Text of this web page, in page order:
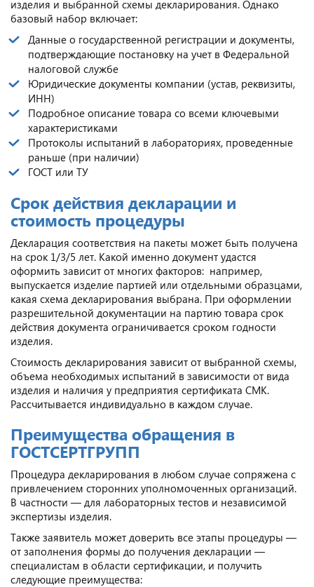
изделия и выбранной схемы декларирования. Однако
базовый набор включает:
Данные о государственной регистрации и документы,
подтверждающие постановку на учет в Федеральной
налоговой службе
Юридические документы компании (устав, реквизиты,
ИНН)
Подробное описание товара со всеми ключевыми
характеристиками
Протоколы испытаний в лабораториях, проведенные
раньше (при наличии)
ГОСТ или ТУ
Срок действия декларации и
стоимость процедуры
Декларация соответствия на пакеты может быть получена
на срок 1/3/5 лет. Какой именно документ удастся
оформить зависит от многих факторов: например,
выпускается изделие партией или отдельными образцами,
какая схема декларирования выбрана. При оформлении
разрешительной документации на партию товара срок
действия документа ограничивается сроком годности
изделия.
Стоимость декларирования зависит от выбранной схемы,
объема необходимых испытаний в зависимости от вида
изделия и наличия у предприятия сертификата СМК.
Рассчитывается индивидуально в каждом случае.
Преимущества обращения в
ГОСТСЕРТГРУПП
Процедура декларирования в любом случае сопряжена с
привлечением сторонних уполномоченных организаций.
В частности — для лабораторных тестов и независимой
экспертизы изделия.
Также заявитель может доверить все этапы процедуры —
от заполнения формы до получения декларации —
специалистам в области сертификации, и получить
следующие преимущества: